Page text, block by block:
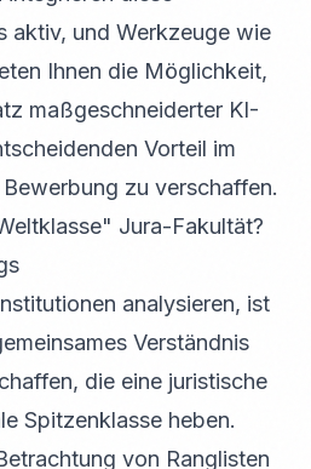
aktiv, und Werkzeuge wie
Ihnen die Möglichkeit,
maßgeschneiderter KI-
Vorteil im
zu verschaffen.
Jura-Fakultät?
analysieren, ist
Verständnis
die eine juristische
Spitzenklasse heben.
von Ranglisten